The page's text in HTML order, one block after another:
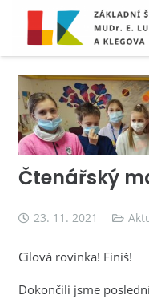
Čtenářský
23. 11. 2021
Cílová rovinka! Finiš!
Dokončili jsme